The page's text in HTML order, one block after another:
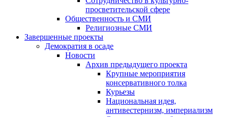
просветительской сфере
Общественность и СМИ
Религиозные СМИ
Завершенные проекты
Демократия в осаде
Новости
Архив предыдущего проекта
Крупные мероприятия
консервативного толка
Курьезы
Национальная идея,
антивестернизм, империализм